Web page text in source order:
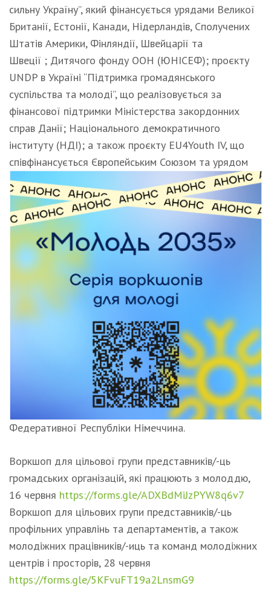
сильну Україну”, який фінансується урядами Великої
Британії, Естонії, Канади, Нідерландів, Сполучених
Штатів Америки, Фінляндії, Швейцарії та
Швеції ; Дитячого фонду ООН (ЮНІСЕФ); проєкту
UNDP в Україні “Підтримка громадянського
суспільства та молоді”, що реалізовується за
фінансової підтримки Міністерства закордонних
справ Данії; Національного демократичного
інституту (НДІ); а також проєкту EU4Youth IV, що
співфінансується Європейським Союзом та урядом
Федеративної Республіки Німеччина.
Воркшоп для цільової групи представників/-ць
громадських організацій, які працюють з молоддю,
16 червня https://forms.gle/ADXBdMiJzPYW8q6v7
Воркшоп для цільових групи представників/-ць
профільних управлінь та департаментів, а також
молодіжних працівників/-иць та команд молодіжних
центрів і просторів, 28 червня
https://forms.gle/5KFvuFT19a2LnsmG9